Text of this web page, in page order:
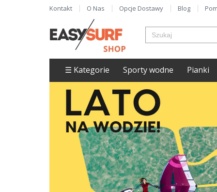
Kontakt O Nas Opcje Dostawy Blog
☰ Kategorie Sporty wodne Pianki